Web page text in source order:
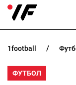
НОВИНИ
ПРОГНОЗИ
1football
ФУТБОЛ